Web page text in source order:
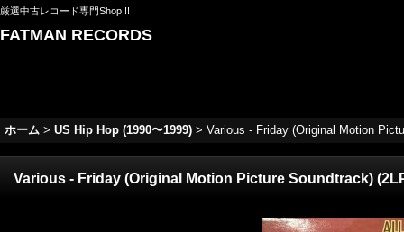
厳選中古レコード専門Shop !!
FATMAN RECORDS
ホーム > US Hip Hop (1990〜1999) > Various - Friday (Original Motion
Various - Friday (Original Motion Picture Soundtrack)